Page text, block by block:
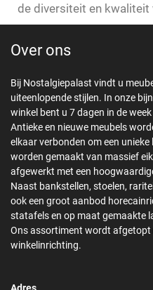
de diversiteit en kwaliteit
Over ons
Bij Nostalgiepalast vindt u
uiteenlopende stijlen. In onze
winkel bent u 7 dagen in de
Antieke en nieuwe meubels
elkaar verbonden om een
worden gemaakt van massief
afgewerkt met een
Naast bankstellen, stoelen,
ook een groot aanbod
statafels en op maat gemaakte
Ons assortiment wordt afgetopt
winkelinrichting.